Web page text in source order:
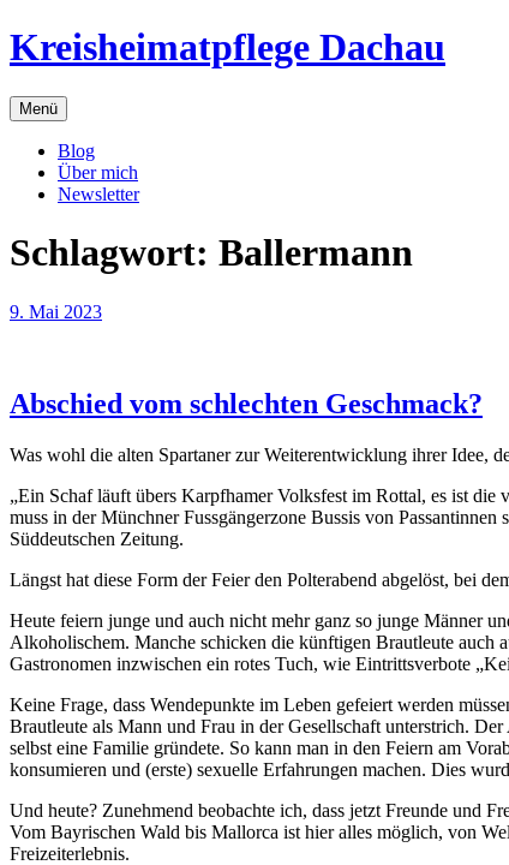
Zum
Inhalt
Kreisheimatpflege Dachau
Menü
Blog
Über mich
Newsletter
Schlagwort: Ballermann
9. Mai 2023
Abschied vom schlechten Geschmack?
Was wohl die alten Spartaner zur Weiterentwicklung ihrer Idee,
„Ein Schaf läuft übers Karpfhamer Volksfest im Rottal, es ist
muss in der Münchner Fussgängerzone Bussis von
Süddeutschen Zeitung.
Längst hat diese Form der Feier den Polterabend abgelöst, bei
Heute feiern junge und auch nicht mehr ganz so junge Männer
Alkoholischem. Manche schicken die künftigen Brautleute auch
Gastronomen inzwischen ein rotes Tuch, wie Eintrittsverbote
Keine Frage, dass Wendepunkte im Leben gefeiert werden
Brautleute als Mann und Frau in der Gesellschaft unterstrich.
selbst eine Familie gründete. So kann man in den Feiern am
konsumieren und (erste) sexuelle Erfahrungen machen. Dies
Und heute? Zunehmend beobachte ich, dass jetzt Freunde und
Vom Bayrischen Wald bis Mallorca ist hier alles möglich, von
Freizeiterlebnis.